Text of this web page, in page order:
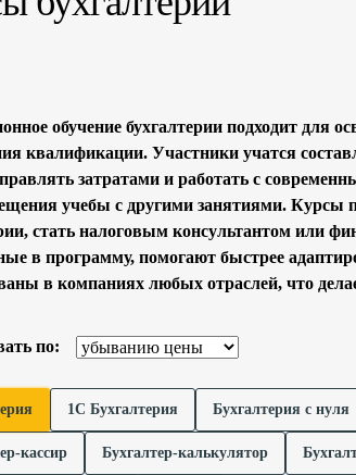
обучение бухгалтерии подходит для
квалификации. Участники учатся
затратами и работать с
учебы с другими занятиями. Курсы
стать налоговым консультантом или
в программу, помогают быстрее
в компаниях любых отраслей, что
по:
1С Бухгалтерия Бухгалтерия с нуля
кассир Бухгалтер-калькулятор